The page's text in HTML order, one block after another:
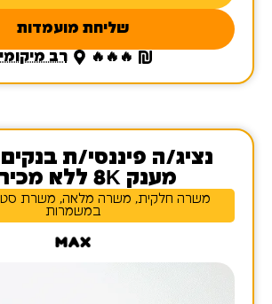
שליחת מועמדות
🔥🔥🔥
רב
נציג/ה פיננסי/ת
מענק 8K ללא מכירות!
משרה חלקית, משרה מלאה, משרת
במשמרות